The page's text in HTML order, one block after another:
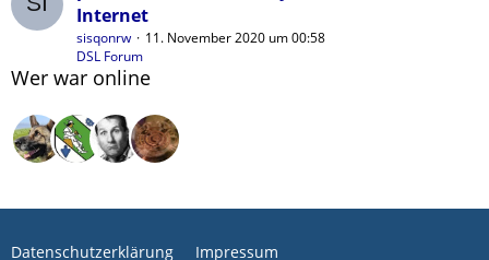
Internet
sisqonrw
11. November 2020 um 00:58
DSL Forum
Wer war online
Datenschutzerklärung Impressum